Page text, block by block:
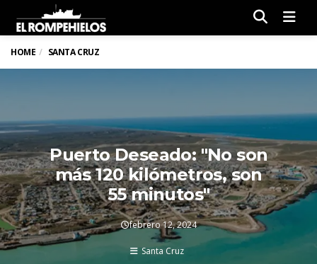
HOME SANTA CRUZ
Puerto Deseado: "No son
más 120 kilómetros, son
55 minutos"
febrero 12, 2024
Santa Cruz